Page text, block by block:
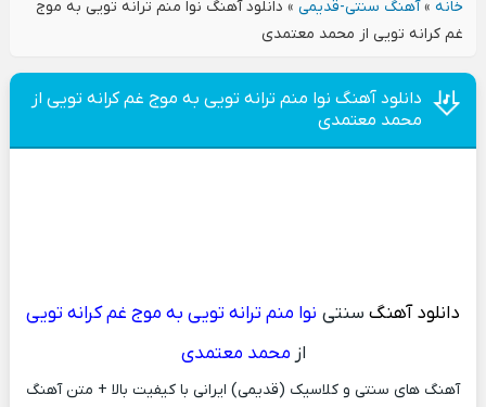
خانه»آهنگ سنتی-قدیمی» دانلود آهنگ نوا منم ترانه تویی به موج
غم کرانه تویی از محمد معتمدی
دانلود آهنگ نوا منم ترانه تویی به موج غم کرانه تویی از
محمد معتمدی
دانلود آهنگ سنتی نوا منم ترانه تویی به موج غم کرانه تویی
از محمد معتمدی
آهنگ های سنتی و کلاسیک (قدیمی) ایرانی با کیفیت بالا + متن آهنگ